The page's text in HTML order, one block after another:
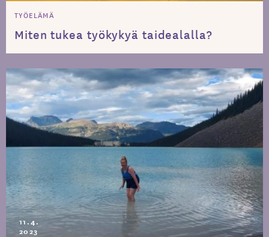
TYÖELÄMÄ
Miten tukea työkykyä taidealalla?
11.4.
2023